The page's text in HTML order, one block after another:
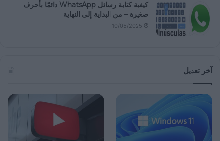
كيفية كتابة رسائل WhatsApp دائمًا بأحرف
صغيرة – من البداية إلى النهاية
10/05/2025
آخر تعديل